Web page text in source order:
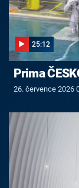
25:12
Prima
26. července 2026